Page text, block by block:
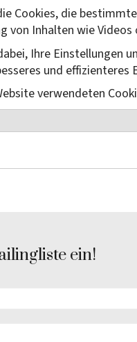
Cookies, die
von Inhalten wie
Ihre Einstellungen
und effizienteres
verwendeten
ein!